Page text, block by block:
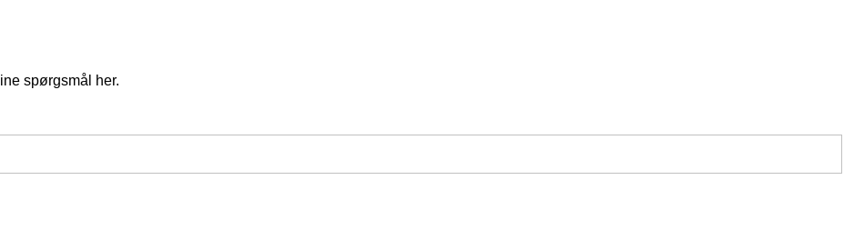
spørgsmål her.